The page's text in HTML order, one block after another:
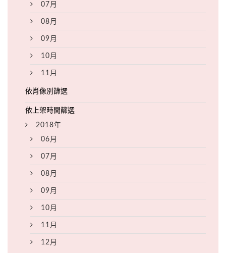
07月
08月
09月
10月
11月
2018年
06月
07月
08月
09月
10月
11月
12月